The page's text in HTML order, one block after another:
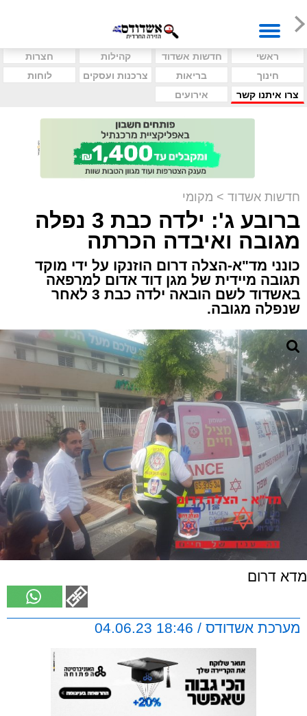
ראשי חדשות אשדוד קהילות
חצרות
חינוך
בריאות צרכנות ועסקים
לוחות
צרו איתנו קשר
אירועים
חדשות אשדוד > מקומי
ברובע ג': ילדה כבת 3 נפלה
מגובה ואיבדה הכרתה
כונני מד"א-הצלה דרום הוזנקו על ידי מוקד
תגובה מיידית של מגן דוד אדום למרפאה
באשדוד לשם הובאה ילדה כבת 3 לאחר
שנפלה מגובה.
מדא דרום
מערכת אשדודס / 18:46 04.06.23